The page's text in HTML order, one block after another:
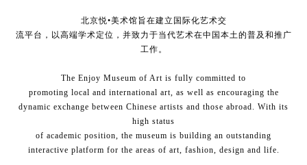
北京悦•美术馆旨在建立国际化艺术交
流平台，以高端学术定位，并致力于当代艺术在中国本土的普及和推广
工作。
The Enjoy Museum of Art is fully committed to
promoting local and international art, as well as encouraging the
dynamic exchange between Chinese artists and those abroad. With its
high status
of academic position, the museum is building an outstanding
interactive platform for the areas of art, fashion, design and life.